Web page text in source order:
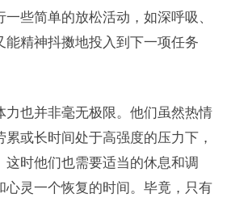
些简单的放松活动，如深呼吸、
能精神抖擞地投入到下一项任务
力也并非毫无极限。他们虽然热情
或长时间处于高强度的压力下，
这时他们也需要适当的休息和调
心灵一个恢复的时间。毕竟，只有